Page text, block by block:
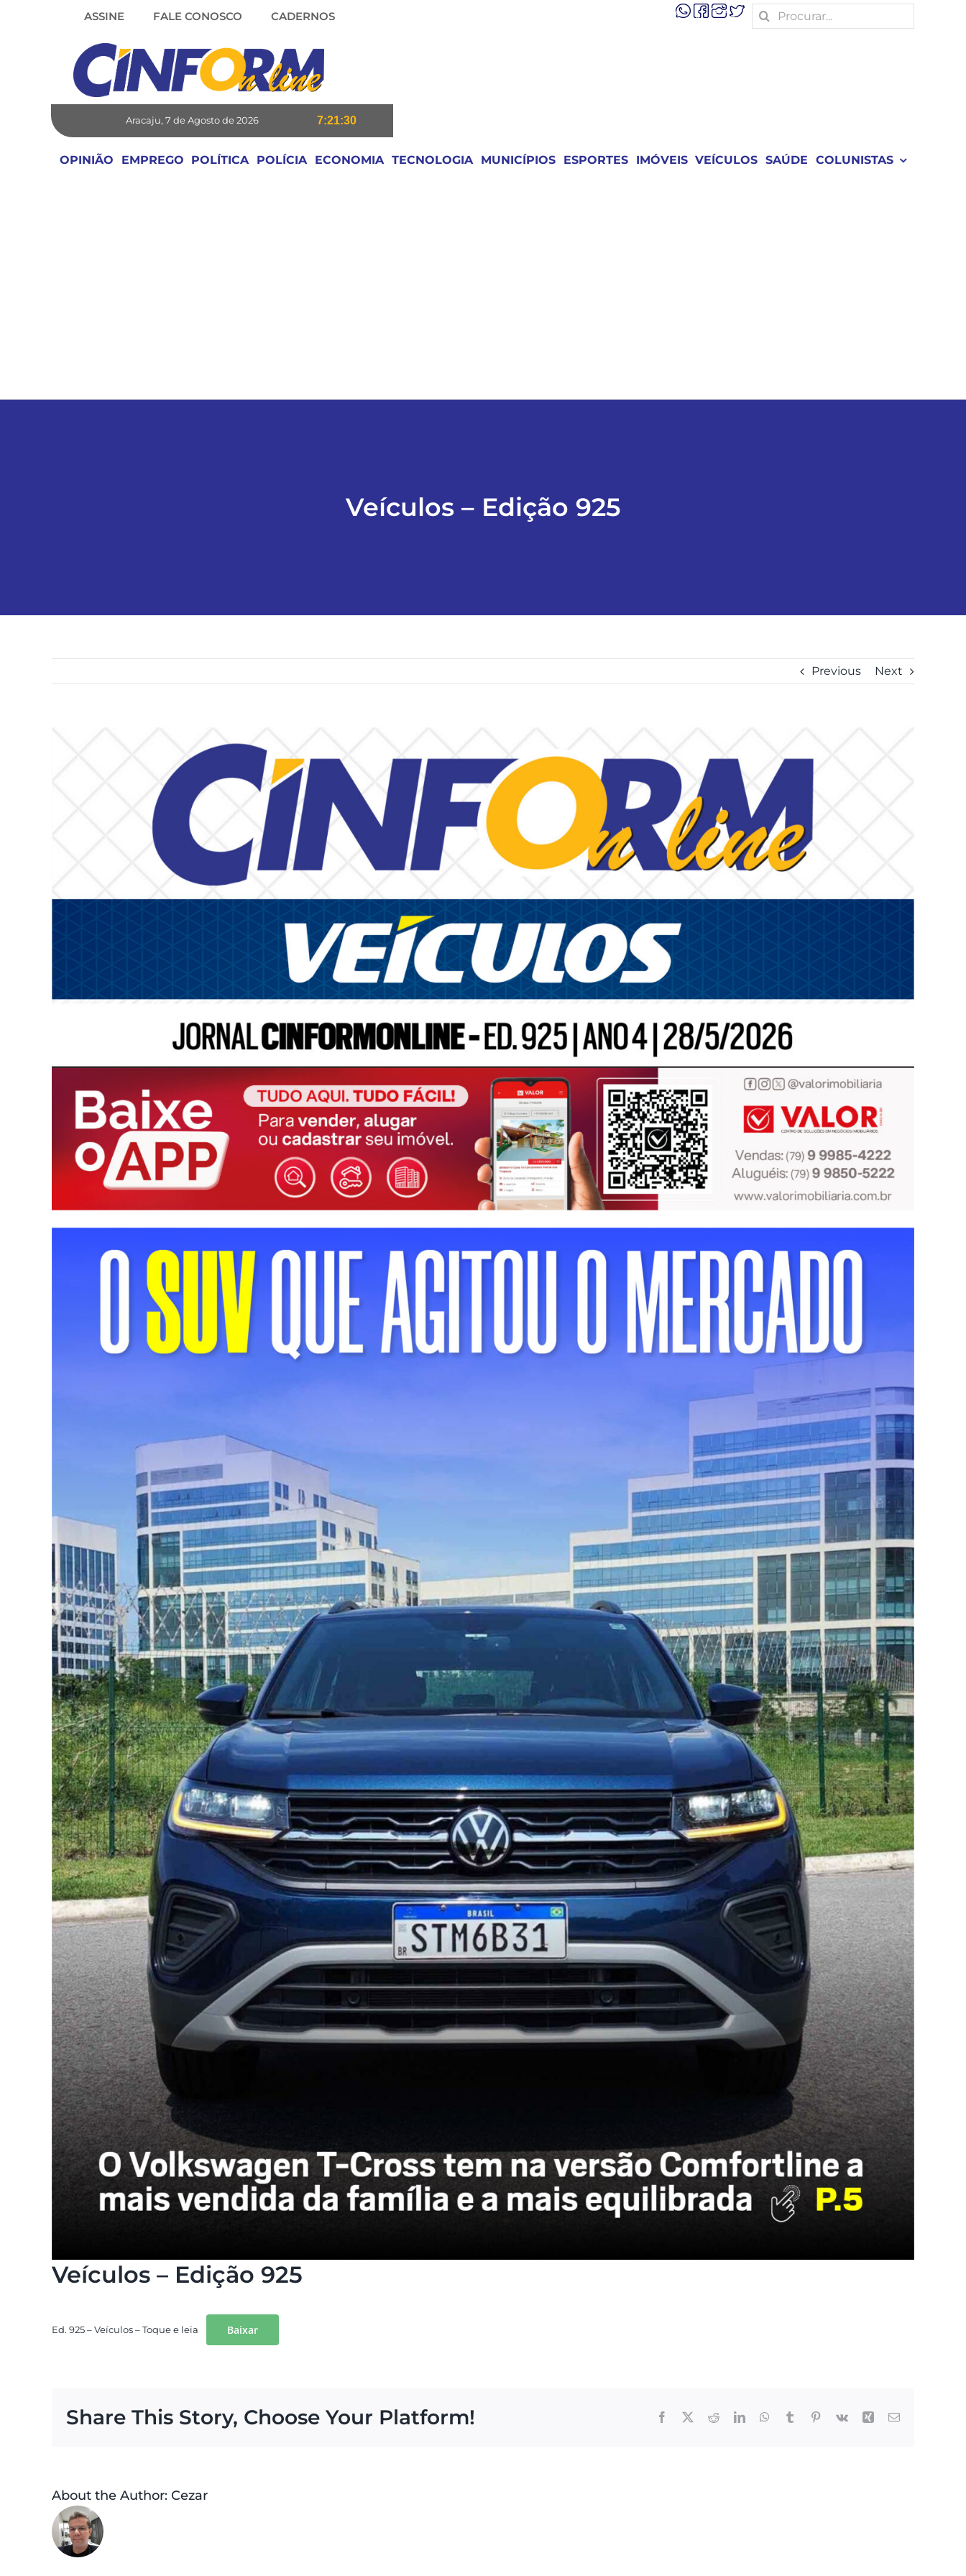
ASSINE FALE CONOSCO CADERNOS
Search
for:
Aracaju, 7 de Agosto de 2026 7:21:32
OPINIÃO EMPREGO POLÍTICA POLÍCIA ECONOMIA TECNOLOGIA MUNICÍPIOS ESPORTES IMÓVEIS VEÍCULOS SAÚDE COLUNISTAS
Veículos – Edição 925
Previous Next
Veículos – Edição 925
Ed. 925 – Veículos – Toque e leia Baixar
Share This Story, Choose Your Platform! Facebook RedditLinkedInWhatsApp
Tumblr Pinterest
Vk Xing Email
About the Author: Cezar